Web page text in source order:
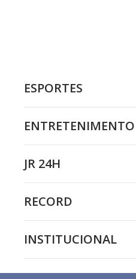
ESPORTES
ENTRETENIMENTO
JR 24H
RECORD
INSTITUCIONAL